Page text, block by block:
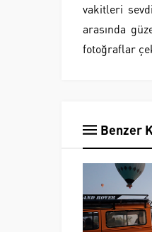
vakitleri
arasında
fotoğraflar
Benzer